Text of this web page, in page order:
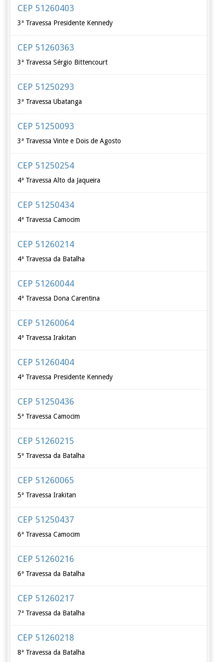
CEP 51260403
3ª Travessa Presidente Kennedy
CEP 51260363
3ª Travessa Sérgio Bittencourt
CEP 51250293
3ª Travessa Ubatanga
CEP 51250093
3ª Travessa Vinte e Dois de Agosto
CEP 51250254
4ª Travessa Alto da Jaqueira
CEP 51250434
4ª Travessa Camocim
CEP 51260214
4ª Travessa da Batalha
CEP 51260044
4ª Travessa Dona Carentina
CEP 51260064
4ª Travessa Irakitan
CEP 51260404
4ª Travessa Presidente Kennedy
CEP 51250436
5ª Travessa Camocim
CEP 51260215
5ª Travessa da Batalha
CEP 51260065
5ª Travessa Irakitan
CEP 51250437
6ª Travessa Camocim
CEP 51260216
6ª Travessa da Batalha
CEP 51260217
7ª Travessa da Batalha
CEP 51260218
8ª Travessa da Batalha